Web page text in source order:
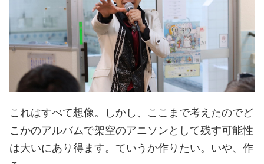
これはすべて想像。しかし、ここまで考えたのでど
こかのアルバムで架空のアニソンとして残す可能性
は大いにあり得ます。ていうか作りたい。いや、作